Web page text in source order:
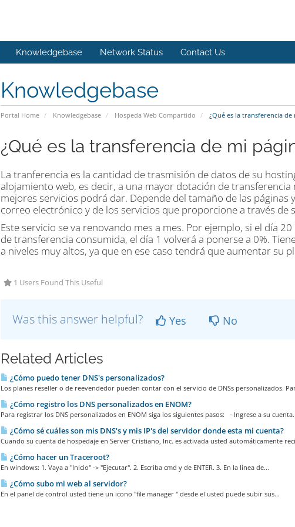
Knowledgebase Network Status Contact Us
Knowledgebase
Portal Home Knowledgebase Hospeda Web Compartido ¿Qué es la transferencia de
¿Qué es la transferencia de mi
La tranferencia es la cantidad de trasmisión de datos de su
alojamiento web, es decir, a una mayor dotación de
mejores servicios podrá dar. Depende del tamaño de las páginas
correo electrónico y de los servicios que proporcione a través de
Este servicio se va renovando mes a mes. Por ejemplo, si el día
de transferencia consumida, el día 1 volverá a ponerse a 0%.
a niveles muy altos, ya que en ese caso tendrá que aumentar su
1 Users Found This Useful
Was this answer helpful? Yes No
Related Articles
¿Cómo puedo tener DNS's personalizados?
Los planes reseller o de reevendedor pueden contar con el servicio de DNSs personalizados.
¿Cómo registro los DNS personalizados en ENOM?
Para registrar los DNS personalizados en ENOM siga los siguientes pasos: - Ingrese a su
¿Cómo sé cuáles son mis DNS's y mis IP's del servidor donde esta mi cuenta?
Cuando su cuenta de hospedaje en Server Cristiano, Inc. es activada usted automáticamente
¿Cómo hacer un Traceroot?
En windows: 1. Vaya a "Inicio" -> "Ejecutar". 2. Escriba cmd y de ENTER. 3. En la línea de...
¿Cómo subo mi web al servidor?
En el panel de control usted tiene un icono "file manager " desde el usted puede subir sus...